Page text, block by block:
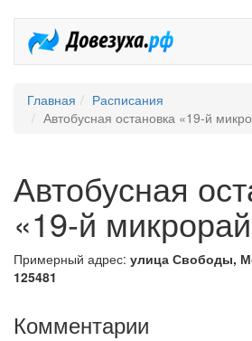
Главная
Расписания
Автобусная остановка «19-й
Автобусная
«19-й
Примерный адрес: улица Свободы,
125481
Комментарии